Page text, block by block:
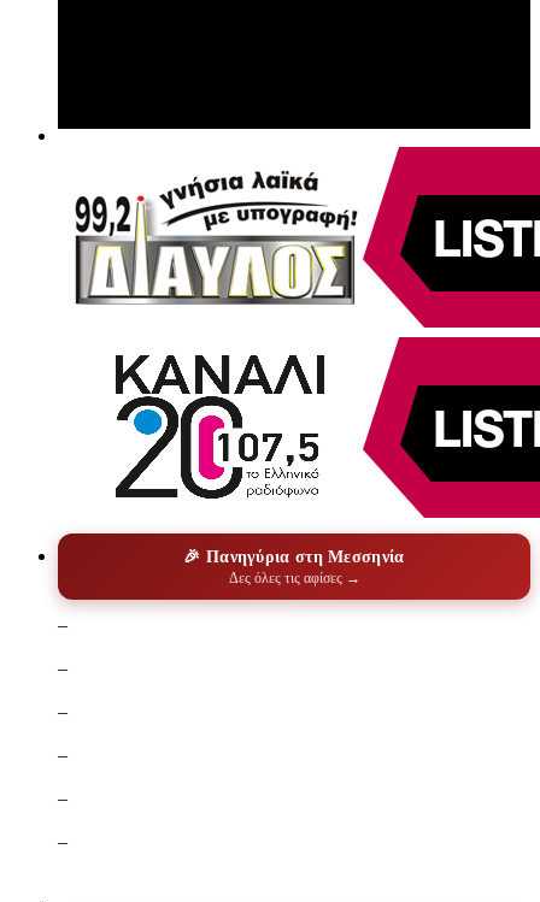
🎉 Πανηγύρια στη Μεσσηνία
Δες όλες τις αφίσες →
–
–
–
–
–
–